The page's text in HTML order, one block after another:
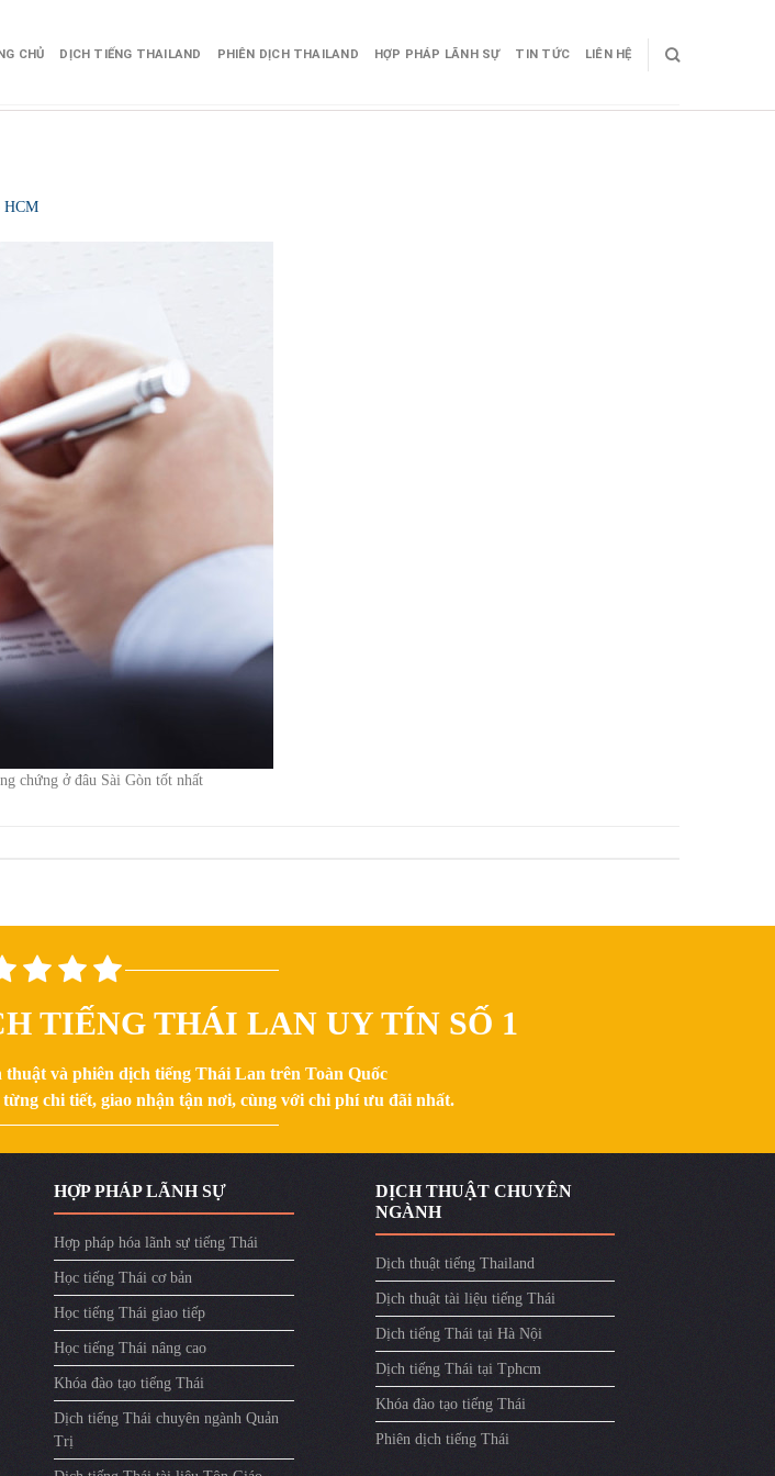
CHỦ DỊCH TIẾNG THAILAND PHIÊN DỊCH THAILAND HỢP PHÁP LÃNH SỰ TIN TỨC LIÊN HỆ
HCM
chứng ở đâu Sài Gòn tốt nhất
TIẾNG THÁI LAN UY TÍN SỐ 1
và phiên dịch tiếng Thái Lan trên Toàn Quốc
chi tiết, giao nhận tận nơi, cùng với chi phí ưu đãi nhất.
HỢP PHÁP LÃNH SỰ
Hợp pháp hóa lãnh sự tiếng Thái
Học tiếng Thái cơ bản
Học tiếng Thái giao tiếp
Học tiếng Thái nâng cao
Khóa đào tạo tiếng Thái
Dịch tiếng Thái chuyên ngành Quản
Trị
DỊCH THUẬT CHUYÊN
NGÀNH
Dịch thuật tiếng Thailand
Dịch thuật tài liệu tiếng Thái
Dịch tiếng Thái tại Hà Nội
Dịch tiếng Thái tại Tphcm
Khóa đào tạo tiếng Thái
Phiên dịch tiếng Thái